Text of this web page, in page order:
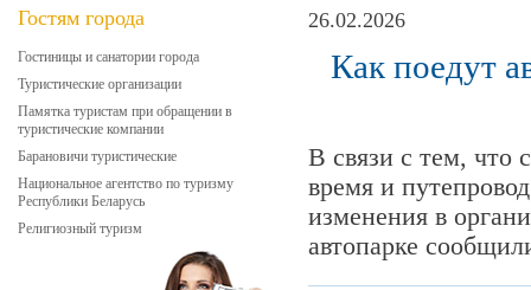
Гостям города
Гостиницы и санатории города
Туристические организации
Памятка туристам при обращении в
туристические компании
Барановичи туристические
Национальное агентство по туризму
Республики Беларусь
Религиозный туризм
26.02.2026
Как поедут
В связи с тем, что
время и
изменения в
автопарке